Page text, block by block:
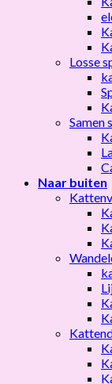
Losse
Samen
Naar buiten